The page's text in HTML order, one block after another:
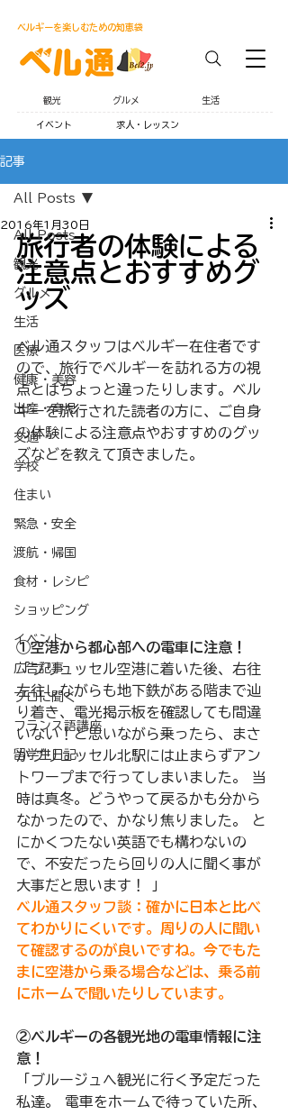
観光 グルメ 生活
求人・レッスン
ベルギーを楽しむための知恵袋
イベント
記事
All Posts
観光
グルメ
生活
医療
健康・美容
出産・育児
交通
学校
住まい
緊急・安全
渡航・帰国
食材・レシピ
ショッピング
イベント
広告記事
プロに聞く
フランス語講座
留学生日記
All Posts
2016年1月30日
旅行者の体験による
注意点とおすすめグ
ッズ
ベル通スタッフはベルギー在住者です
ので、旅行でベルギーを訪れる方の視
点とはちょっと違ったりします。ベル
ギーを旅行された読者の方に、ご自身
の体験による注意点やおすすめのグッ
ズなどを教えて頂きました。
①空港から都心部への電車に注意！
「ブリュッセル空港に着いた後、右往
左往しながらも地下鉄がある階まで辿
り着き、電光掲示板を確認しても間違
いない！と思いながら乗ったら、まさ
かブリュッセル北駅には止まらずアン
トワープまで行ってしまいました。 当
時は真冬。どうやって戻るかも分から
なかったので、かなり焦りました。 と
にかくつたない英語でも構わないの
で、不安だったら回りの人に聞く事が
大事だと思います！ 」
ベル通スタッフ談：確かに日本と比べ
てわかりにくいです。周りの人に聞い
て確認するのが良いですね。今でもた
まに空港から乗る場合などは、乗る前
にホームで聞いたりしています。
②ベルギーの各観光地の電車情報に注
意！
「ブルージュへ観光に行く予定だった
私達。 電車をホームで待っていた所、